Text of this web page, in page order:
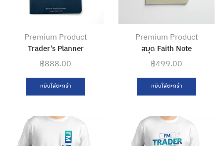
Premium Product
Trader’s Planner
฿888.00
หยิบใส่ตะกร้า
Premium Product
สมุด Faith Note
฿499.00
หยิบใส่ตะกร้า